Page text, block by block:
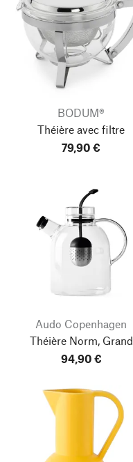
BODUM®
Théière avec filtre
79,90 €
Audo Copenhagen
Théière Norm, Grand
94,90 €